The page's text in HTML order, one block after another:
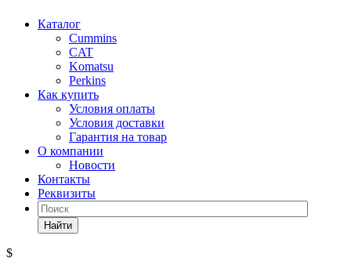
Каталог
Cummins
CAT
Komatsu
Perkins
Как купить
Условия оплаты
Условия доставки
Гарантия на товар
О компании
Новости
Контакты
Реквизиты
Найти
$